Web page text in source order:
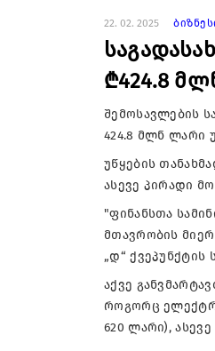
22. 02. 2025
₾424.8
შემოსავლების
424.8 მლნ ლარი
უწყების
ასევე პირადი
"ფინანსთა
მთავრობის
„დ“ ქვეპუნქტის
აქვე
როგორც
620 ლარი),